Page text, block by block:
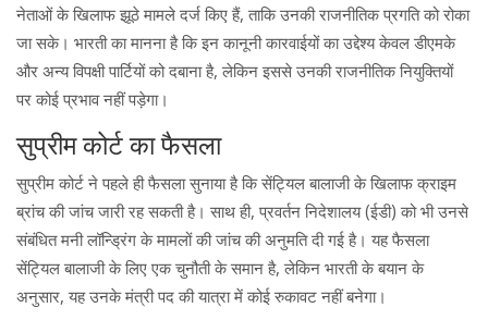
नेताओं के खिलाफ झूठे मामले दर्ज किए हैं, ताकि उनकी राजनीतिक प्रगति को रोका
जा सके। भारती का मानना है कि इन कानूनी कारवाईयों का उद्देश्य केवल डीएमके
और अन्य विपक्षी पार्टियों को दबाना है, लेकिन इससे उनकी राजनीतिक नियुक्तियों
पर कोई प्रभाव नहीं पड़ेगा।
सुप्रीम कोर्ट का फैसला
सुप्रीम कोर्ट ने पहले ही फैसला सुनाया है कि सेंट्यिल बालाजी के खिलाफ क्राइम
ब्रांच की जांच जारी रह सकती है। साथ ही, प्रवर्तन निदेशालय (ईडी) को भी उनसे
संबंधित मनी लॉन्ड्रिंग के मामलों की जांच की अनुमति दी गई है। यह फैसला
सेंट्यिल बालाजी के लिए एक चुनौती के समान है, लेकिन भारती के बयान के
अनुसार, यह उनके मंत्री पद की यात्रा में कोई रुकावट नहीं बनेगा।